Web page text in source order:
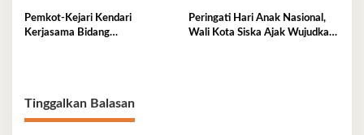
Pemkot-Kejari Kendari
Kerjasama Bidang
Peringati Hari Anak Nasional,
Wali Kota Siska Ajak Wujudkan
Tinggalkan Balasan